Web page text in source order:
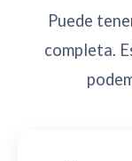
Puede
completa.